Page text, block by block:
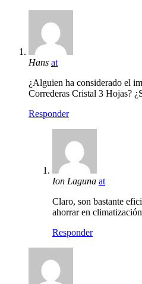
Hans at
¿Alguien ha considerado el
Correderas Cristal 3 Hojas?
Responder
Ion Laguna at
Claro, son bastante
ahorrar en
Responder